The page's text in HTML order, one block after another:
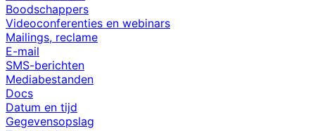
Boodschappers
Videoconferenties en webinars
Mailings, reclame
E-mail
SMS-berichten
Mediabestanden
Docs
Datum en tijd
Gegevensopslag